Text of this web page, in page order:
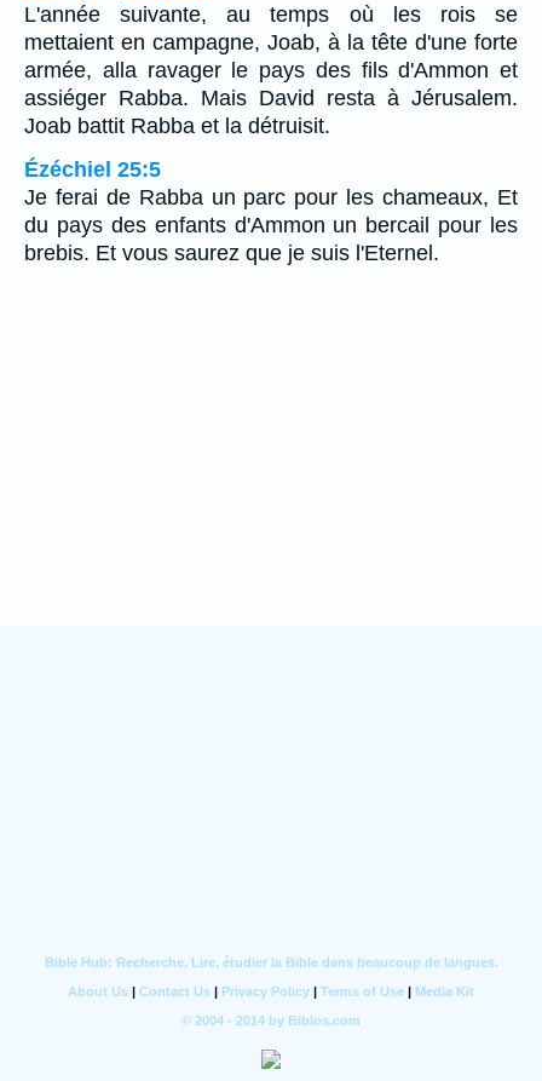
L'année suivante, au temps où les rois se
mettaient en campagne, Joab, à la tête d'une forte
armée, alla ravager le pays des fils d'Ammon et
assiéger Rabba. Mais David resta à Jérusalem.
Joab battit Rabba et la détruisit.
Ézéchiel 25:5
Je ferai de Rabba un parc pour les chameaux, Et
du pays des enfants d'Ammon un bercail pour les
brebis. Et vous saurez que je suis l'Eternel.